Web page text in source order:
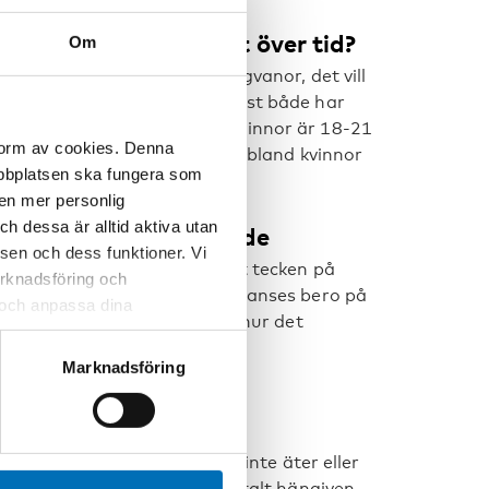
Om
av cookies. Denna
ska fungera som
mer personlig
dessa är alltid aktiva utan
och dess funktioner. Vi
och
anpassa dina
och de tjänster
du alltid radera dem
Marknadsföring
– hur förändras det över tid?
och kvinnors gamblingvanor, det vill
26-28 är dem som oftast både har
åldersgrupp för kvinnor är 18-21
bland män och sjunker bland kvinnor
individuellt beroende
porträtterades det som ett tecken på
förändrats och problemet anses bero på
medikalisering och hur det
eller känna flödet
så att man till och med inte äter eller